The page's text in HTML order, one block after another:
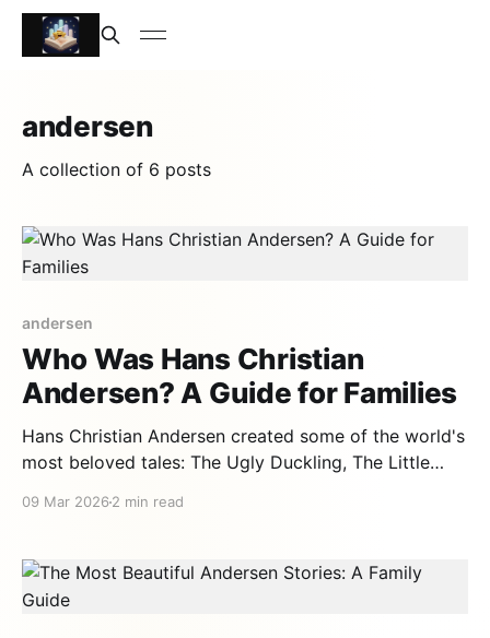
andersen
A collection of 6 posts
andersen
Who Was Hans Christian
Andersen? A Guide for Families
Hans Christian Andersen created some of the world's
most beloved tales: The Ugly Duckling, The Little
dreams Andersen was born in
09 Mar 2026 2 min read